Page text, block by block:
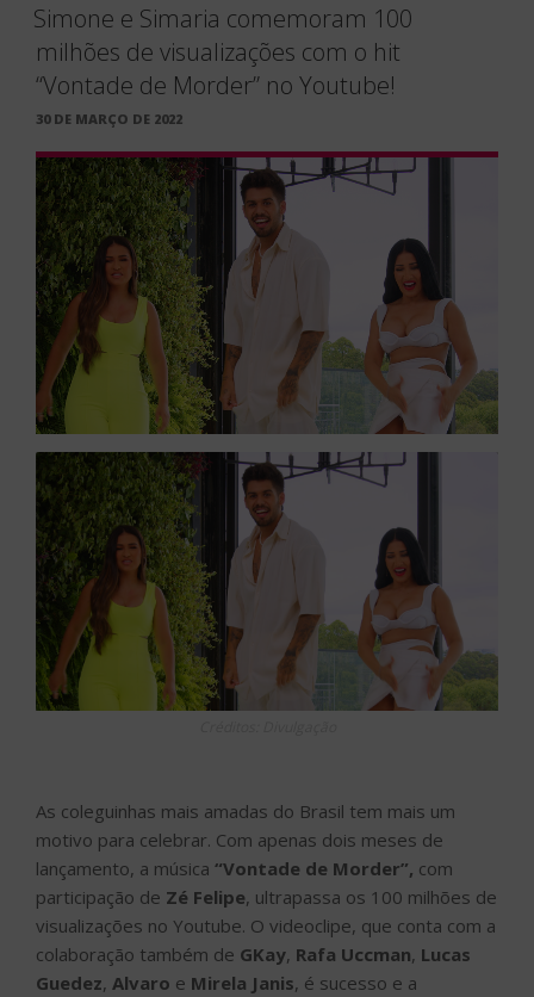
Simone e Simaria comemoram 100
milhões de visualizações com o hit
“Vontade de Morder” no Youtube!
PUBLICADO
30 DE MARÇO DE 2022
As coleguinhas mais amadas do Brasil tem mais um
motivo para celebrar. Com apenas dois meses de
lançamento, a música “Vontade de Morder”, com
participação de Zé Felipe, ultrapassa os 100 milhões de
visualizações no Youtube. O videoclipe, que conta com a
colaboração também de GKay, Rafa Uccman, Lucas
Guedez, Alvaro e Mirela Janis, é sucesso e a